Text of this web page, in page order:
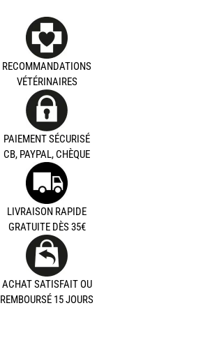
RECOMMANDATIONS
VÉTÉRINAIRES
PAIEMENT SÉCURISÉ
CB, PAYPAL, CHÈQUE
LIVRAISON RAPIDE
GRATUITE DÈS 35€
ACHAT SATISFAIT OU
REMBOURSÉ 15 JOURS